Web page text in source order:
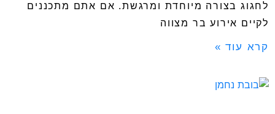
לחגוג בצורה מיוחדת ומרגשת. אם אתם מתכננים
לקיים אירוע בר מצווה
קרא עוד »